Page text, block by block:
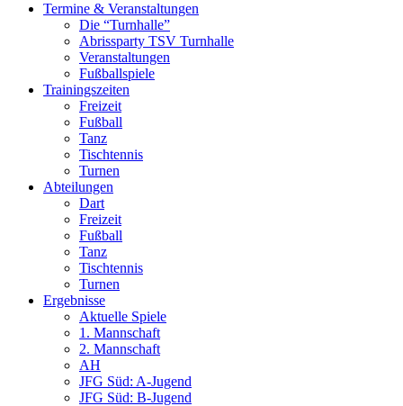
Termine & Veranstaltungen
Die “Turnhalle”
Abrissparty TSV Turnhalle
Veranstaltungen
Fußballspiele
Trainingszeiten
Freizeit
Fußball
Tanz
Tischtennis
Turnen
Abteilungen
Dart
Freizeit
Fußball
Tanz
Tischtennis
Turnen
Ergebnisse
Aktuelle Spiele
1. Mannschaft
2. Mannschaft
AH
JFG Süd: A-Jugend
JFG Süd: B-Jugend